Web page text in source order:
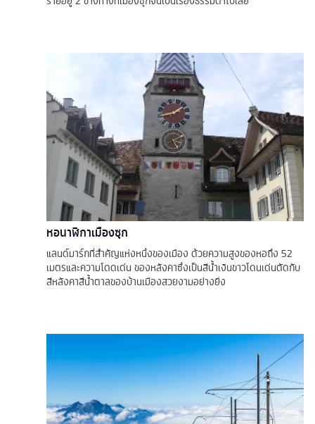
หอนาฬิกาเมืองซุก
แลนด์มาร์กที่สำคัญแห่งหนึ่งของเมือง ด้วยความสูงของหอถึง 52
เมตรและความโดดเด่น ของหลังคาซึ่งเป็นสีน้ำเงินขาวโดนเด่นตัดกับ
สีหลังคาสีน้ำตาลของบ้านเมืองสวยงามอย่างยิ่ง